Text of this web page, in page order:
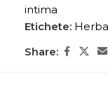
intima
Etichete:
Share: